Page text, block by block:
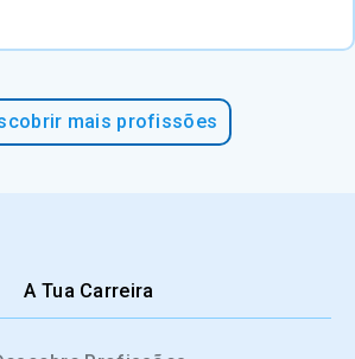
mais profissões
A Tua Carreira